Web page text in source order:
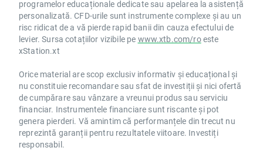
programelor educaționale dedicate sau apelarea la asistență
personalizată. CFD-urile sunt instrumente complexe și au un
risc ridicat de a vă pierde rapid banii din cauza efectului de
levier. Sursa cotațiilor vizibile pe www.xtb.com/roeste
xStation.xt
Orice material are scop exclusiv informativ și educațional și
nu constituie recomandare sau sfat de investiții și nici ofertă
de cumpărare sau vânzare a vreunui produs sau serviciu
financiar. Instrumentele financiare sunt riscante și pot
genera pierderi. Vă amintim că performanțele din trecut nu
reprezintă garanții pentru rezultatele viitoare. Investiți
responsabil.